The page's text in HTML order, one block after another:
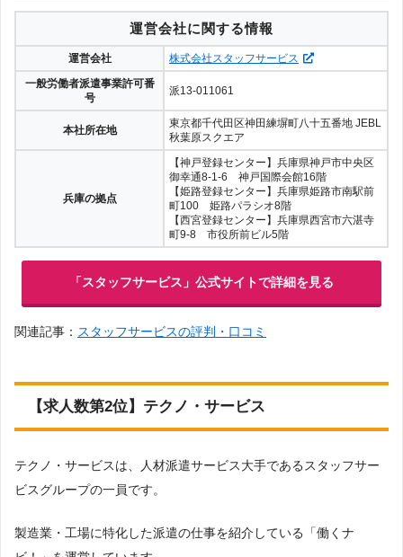
運営会社に関する情報
運営会社
株式会社スタッフサービス
一般労働者派遣事業許可番
号
派13-011061
本社所在地
東京都千代田区神田練塀町八十五番地 JEBL
秋葉原スクエア
兵庫の拠点
【神戸登録センター】兵庫県神戸市中央区
御幸通8-1-6 神戸国際会館16階
【姫路登録センター】兵庫県姫路市南駅前
町100 姫路パラシオ8階
【西宮登録センター】兵庫県西宮市六湛寺
町9-8 市役所前ビル5階
「スタッフサービス」公式サイトで詳細を見る
関連記事： スタッフサービスの評判・口コミ
【求人数第2位】テクノ・サービス
テクノ・サービスは、人材派遣サービス大手であるスタッフサー
ビスグループの一員です。
製造業・工場に特化した派遣の仕事を紹介している「働くナ